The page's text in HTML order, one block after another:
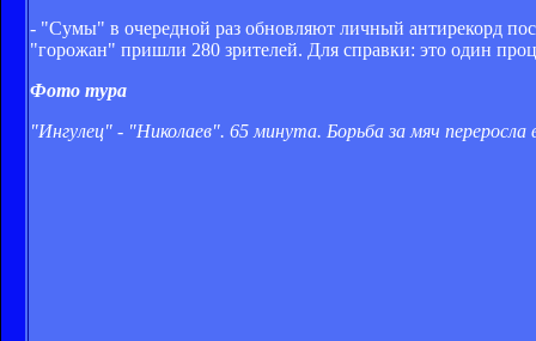
- "Сумы" в очередной раз обновляют личный антирекорд
"горожан" пришли 280 зрителей. Для справки: это один
Фото тура
"Ингулец" - "Николаев". 65 минута. Борьба за мяч